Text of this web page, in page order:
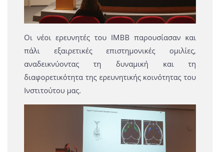
Οι νέοι ερευνητές του ΙΜΒΒ παρουσίασαν και
πάλι εξαιρετικές επιστημονικές ομιλίες,
αναδεικνύοντας τη δυναμική και τη
διαφορετικότητα της ερευνητικής κοινότητας του
Ινστιτούτου μας.